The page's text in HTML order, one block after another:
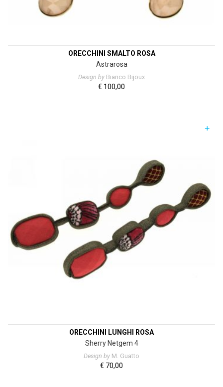
ORECCHINI SMALTO ROSA
Astrarosa
Design by Bianco Bijoux
€ 100,00
+
ORECCHINI LUNGHI ROSA
Sherry Netgem 4
Design by M. Guatto
€ 70,00